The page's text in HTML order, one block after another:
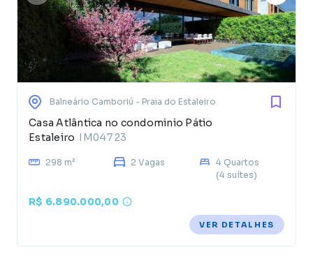
Balneário Camboriú - Praia do Estaleiro
Casa Atlântica no condominio Pátio
Estaleiro IM04723
298 m² 2 Vagas
4 Quartos
(4 suítes)
R$ 6.890.000,00
VER DETALHES